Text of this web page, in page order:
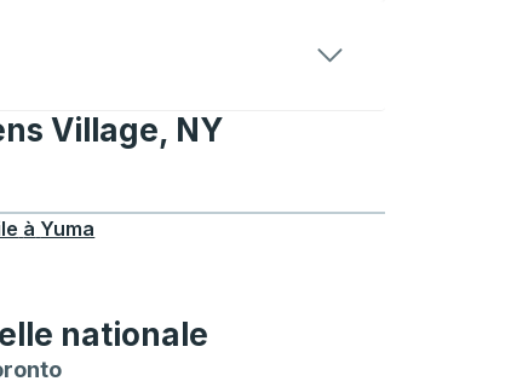
Village, NY
NY
à Yuma
nationale
Chicago
et depuis Seattle
de bus vers et depuis Boston
Itinéraires de bus vers et depuis Toronto